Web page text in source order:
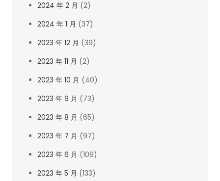
2024 年 2 月 (2)
2024 年 1 月 (37)
2023 年 12 月 (39)
2023 年 11 月 (2)
2023 年 10 月 (40)
2023 年 9 月 (73)
2023 年 8 月 (65)
2023 年 7 月 (97)
2023 年 6 月 (109)
2023 年 5 月 (133)